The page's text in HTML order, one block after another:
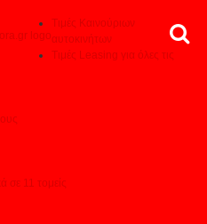
Τιμές Καινούριων
αυτοκινήτων
Τιμές Leasing για όλες τις
σε 11 τομείς